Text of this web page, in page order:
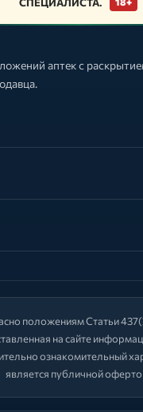
аптек с
положениям Статьи
на сайте
ознакомительный
является публичной